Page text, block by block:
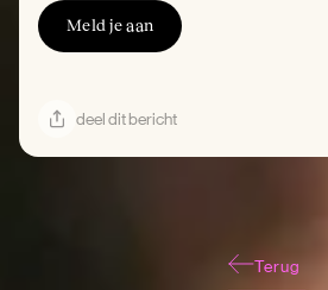
Meld je aan
deel dit bericht
Terug